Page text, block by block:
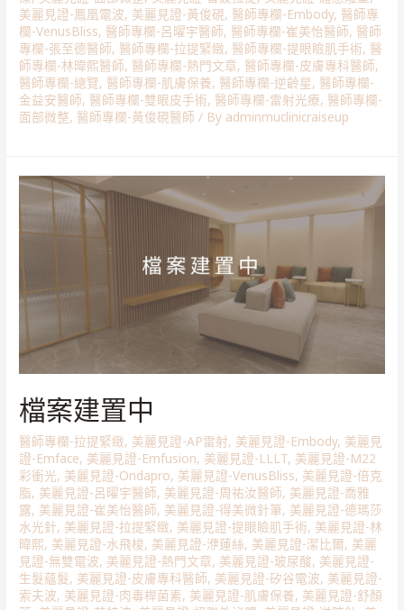
美麗見證-鳳凰電波, 美麗見證-黃俊硯, 醫師專欄-Embody, 醫師專
欄-VenusBliss, 醫師專欄-呂曜宇醫師, 醫師專欄-崔美怡醫師, 醫師
專欄-張至德醫師, 醫師專欄-拉提緊緻, 醫師專欄-提眼瞼肌手術, 醫
師專欄-林暐熙醫師, 醫師專欄-熱門文章, 醫師專欄-皮膚專科醫師,
醫師專欄-總覽, 醫師專欄-肌膚保養, 醫師專欄-逆齡星, 醫師專欄-
金益安醫師, 醫師專欄-雙眼皮手術, 醫師專欄-雷射光療, 醫師專欄-
面部微整, 醫師專欄-黃俊硯醫師 / By adminmuclinicraiseup
檔案建置中
醫師專欄-拉提緊緻, 美麗見證-AP雷射, 美麗見證-Embody, 美麗見
證-Emface, 美麗見證-Emfusion, 美麗見證-LLLT, 美麗見證-M22
彩衝光, 美麗見證-Ondapro, 美麗見證-VenusBliss, 美麗見證-倍克
脂, 美麗見證-呂曜宇醫師, 美麗見證-周祐汝醫師, 美麗見證-喬雅
露, 美麗見證-崔美怡醫師, 美麗見證-得美微針筆, 美麗見證-德瑪莎
水光針, 美麗見證-拉提緊緻, 美麗見證-提眼瞼肌手術, 美麗見證-林
暐熙, 美麗見證-水飛梭, 美麗見證-洢蓮絲, 美麗見證-潔比爾, 美麗
見證-無雙電波, 美麗見證-熱門文章, 美麗見證-玻尿酸, 美麗見證-
生髮蘊髮, 美麗見證-皮膚專科醫師, 美麗見證-矽谷電波, 美麗見證-
索夫波, 美麗見證-肉毒桿菌素, 美麗見證-肌膚保養, 美麗見證-舒顏